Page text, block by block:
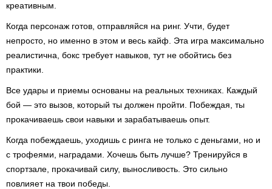
креативным.
Когда персонаж готов, отправляйся на ринг. Учти, будет
непросто, но именно в этом и весь кайф. Эта игра максимально
реалистична, бокс требует навыков, тут не обойтись без
практики.
Все удары и приемы основаны на реальных техниках. Каждый
бой — это вызов, который ты должен пройти. Побеждая, ты
прокачиваешь свои навыки и зарабатываешь опыт.
Когда побеждаешь, уходишь с ринга не только с деньгами, но и
с трофеями, наградами. Хочешь быть лучше? Тренируйся в
спортзале, прокачивай силу, выносливость. Это сильно
повлияет на твои победы.